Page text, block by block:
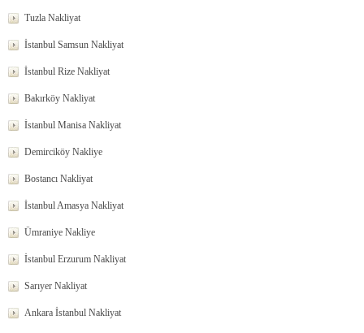
Tuzla Nakliyat
İstanbul Samsun Nakliyat
İstanbul Rize Nakliyat
Bakırköy Nakliyat
İstanbul Manisa Nakliyat
Demirciköy Nakliye
Bostancı Nakliyat
İstanbul Amasya Nakliyat
Ümraniye Nakliye
İstanbul Erzurum Nakliyat
Sarıyer Nakliyat
Ankara İstanbul Nakliyat